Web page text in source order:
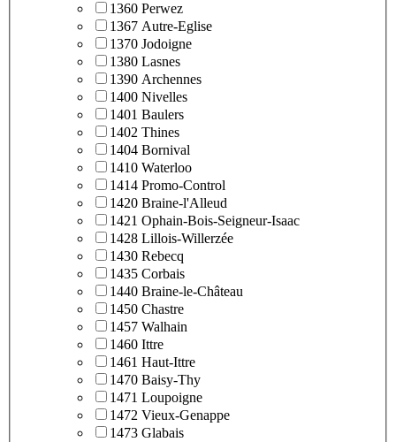
1360 Perwez
1367 Autre-Eglise
1370 Jodoigne
1380 Lasnes
1390 Archennes
1400 Nivelles
1401 Baulers
1402 Thines
1404 Bornival
1410 Waterloo
1414 Promo-Control
1420 Braine-l'Alleud
1421 Ophain-Bois-Seigneur-Isaac
1428 Lillois-Willerzée
1430 Rebecq
1435 Corbais
1440 Braine-le-Château
1450 Chastre
1457 Walhain
1460 Ittre
1461 Haut-Ittre
1470 Baisy-Thy
1471 Loupoigne
1472 Vieux-Genappe
1473 Glabais